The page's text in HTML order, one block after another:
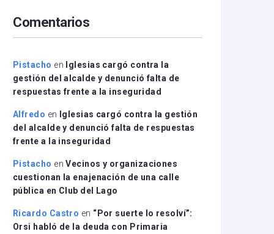
disminuir
el
Comentarios
Pistacho en
Iglesias cargó contra la
gestión del alcalde y denunció falta de
respuestas frente a la inseguridad
Alfredo en
Iglesias cargó contra la gestión
del alcalde y denunció falta de respuestas
frente a la inseguridad
Pistacho enVecinos y organizaciones
cuestionan la enajenación de una calle
pública en Club del Lago
Ricardo Castro en “Por suerte lo resolví”:
Orsi habló de la deuda con Primaria